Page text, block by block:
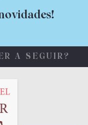
A SEGUIR?